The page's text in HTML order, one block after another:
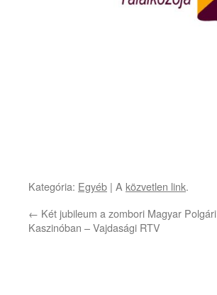
Kategória: Egyéb | A közvetlen link.
← Két jubileum a zombori Magyar Polgári
Kaszinóban – Vajdasági RTV